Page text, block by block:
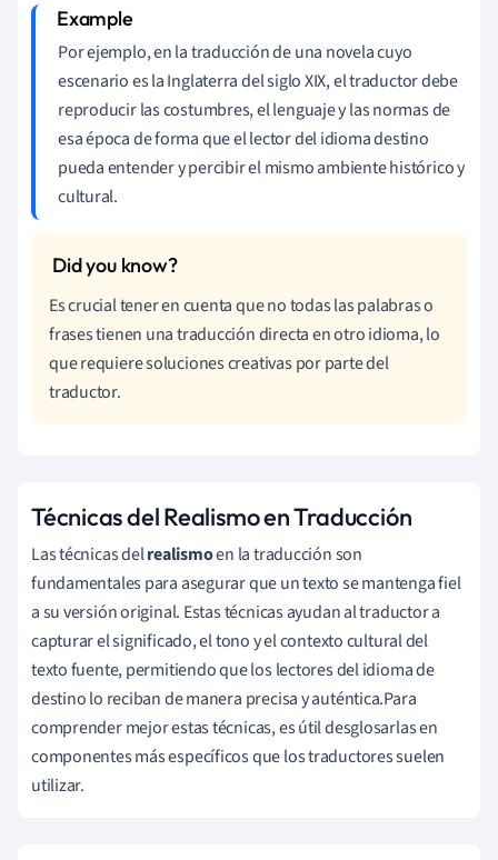
Por ejemplo, en la traducción de una novela cuyo
escenario es la Inglaterra del siglo XIX, el traductor debe
reproducir las costumbres, el lenguaje y las normas de
esa época de forma que el lector del idioma destino
pueda entender y percibir el mismo ambiente histórico y
cultural.
Es crucial tener en cuenta que no todas las palabras o
frases tienen una traducción directa en otro idioma, lo
que requiere soluciones creativas por parte del
traductor.
Técnicas del Realismo en Traducción
Las técnicas delrealismoen la traducción son
fundamentales para asegurar que un texto se mantenga fiel
a su versión original. Estas técnicas ayudan al traductor a
capturar el significado, el tono y el contexto cultural del
texto fuente, permitiendo que los lectores del idioma de
destino lo reciban de manera precisa y auténtica.Para
comprender mejor estas técnicas, es útil desglosarlas en
componentes más específicos que los traductores suelen
utilizar.